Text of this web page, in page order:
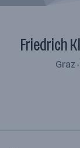
Friedrich
Graz